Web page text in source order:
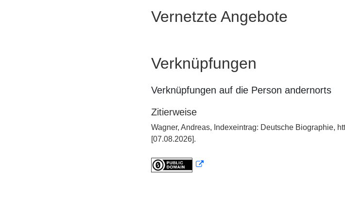
Vernetzte Angebote
Verknüpfungen
Verknüpfungen auf die Person andernorts
Zitierweise
Wagner, Andreas, Indexeintrag: Deutsche Biographie,
[07.08.2026].